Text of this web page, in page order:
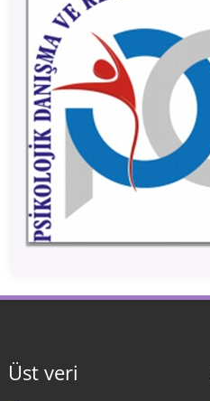
Üst veri